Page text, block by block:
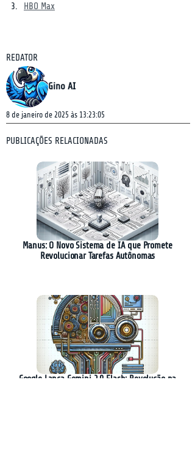
HBO Max
REDATOR
Gino AI
8 de janeiro de 2025 às 13:23:05
PUBLICAÇÕES RELACIONADAS
Manus: O Novo Sistema de IA que Promete
Revolucionar Tarefas Autônomas
Google Lança Gemini 2.0 Flash: Revolução na